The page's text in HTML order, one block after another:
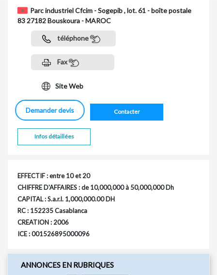
Parc industriel Cfcim - Sogepib , lot. 61 - boîte postale
83 27182 Bouskoura - MAROC
téléphone
Fax
Site Web
Demander devis Contacter
Infos détaillées
EFFECTIF : entre 10 et 20
CHIFFRE D'AFFAIRES : de 10,000,000 à 50,000,000 Dh
CAPITAL : S.a.r.l. 1,000,000.00 DH
RC : 152235 Casablanca
CREATION : 2006
ICE : 001526895000096
ANNONCES EN RUBRIQUES